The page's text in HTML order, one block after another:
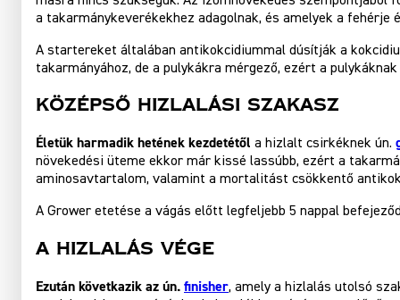
a takarmánykeverékekhez adagolnak, és amelyek a fehérje
A startereket általában antikokcidiummal dúsítják a
takarmányához, de a pulykákra mérgező, ezért a
Középső Hizlalási Szakasz
Életük harmadik hetének kezdetétől a hizlalt csirkéknek ún.
növekedési üteme ekkor már kissé lassúbb, ezért a
aminosavtartalom, valamint a mortalitást csökkentő
A Grower etetése a vágás előtt legfeljebb 5 nappal
A Hizlalás Vége
Ezután követkazik az ún. finisher, amely a hizlalás utolsó